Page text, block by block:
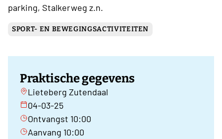
parking, Stalkerweg z.n.
SPORT- EN BEWEGINGSACTIVITEITEN
Praktische gegevens
Lieteberg Zutendaal
04-03-25
Ontvangst 10:00
Aanvang 10:00